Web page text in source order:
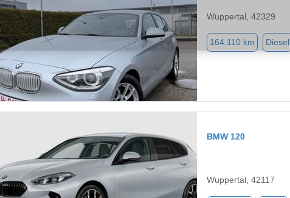
Wuppertal, 42329
164.110 km Diesel
BMW 120
Wuppertal, 42117